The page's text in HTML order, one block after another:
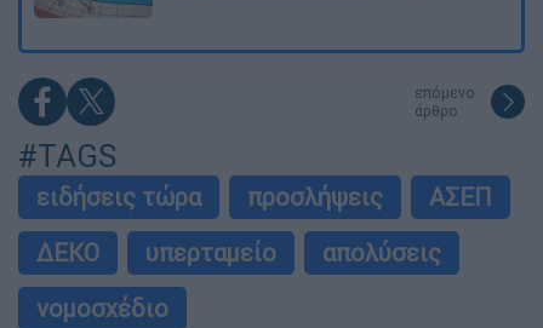
επόμενο
άρθρο
#TAGS
ειδήσεις τώρα προσλήψεις
ΑΣΕΠ
ΔΕΚΟ
υπερταμείο
απολύσεις
νομοσχέδιο